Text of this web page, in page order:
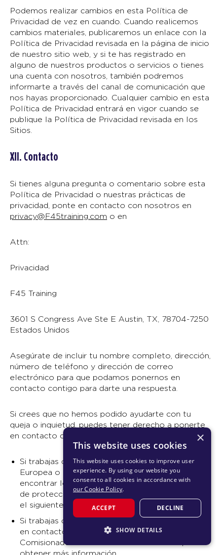
Podemos realizar cambios en esta Política de
Privacidad de vez en cuando. Cuando realicemos
cambios materiales, publicaremos un enlace con la
Política de Privacidad revisada en la página de inicio
de nuestro sitio web, y si te has registrado en
alguno de nuestros productos o servicios o tienes
una cuenta con nosotros, también podremos
informarte a través del canal de comunicación que
nos hayas proporcionado. Cualquier cambio en esta
Política de Privacidad entrará en vigor cuando se
publique la Política de Privacidad revisada en los
Sitios.
XII. Contacto
Si tienes alguna pregunta o comentario sobre esta
Política de Privacidad o nuestras prácticas de
privacidad, ponte en contacto con nosotros en
privacy@F45training.com o en
Attn:
Privacidad
F45 Training
3601 S Congress Ave Ste E Austin, TX, 78704-7250
Estados Unidos
Asegúrate de incluir tu nombre completo, dirección,
número de teléfono y dirección de correo
electrónico para que podamos ponernos en
contacto contigo para darte una respuesta.
Si crees que no hemos podido ayudarte con tu
queja o inquietud, puedes tener derecho a ponerte
en contacto con tu autoridad de control.
Si trabajas o resides en un país socio de la Unión
Europea o que pertenece al EEE, puedes
encontrar los datos de contacto de la autoridad
de protección de datos que te corresponda en
el siguiente sitio web.
Si trabajas o resides en Australia, puedes ponerte
en contacto con el
sitio webde la Oficina del
Comisionado de Información de Australia para
obtener más información.
×
This website uses cookies
This website uses cookies to improve user
experience. By using our website you
consent to all cookies in accordance with
our Cookie Policy.
ACCEPT DECLINE
SHOW DETAILS
STRICTLY NECESSARY